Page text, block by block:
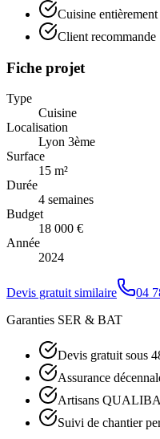
Cuisine
Client
Fiche projet
Type
Cuisine
Localisation
Lyon 3ème
Surface
15 m²
Durée
4 semaines
Budget
18 000 €
Année
2024
Devis gratuit similaire
04
Garanties SER & BAT
Devis gratuit sous
Assurance
Artisans
Suivi de chantier